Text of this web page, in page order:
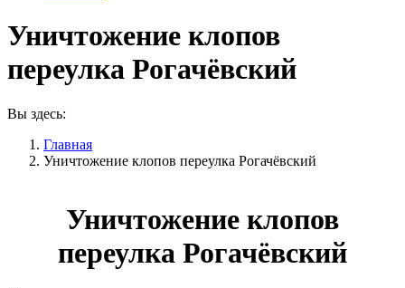
Уничтожение клопов
переулка Рогачёвский
Вы здесь:
Главная
Уничтожение клопов переулка Рогачёвский
Уничтожение клопов
переулка Рогачёвский